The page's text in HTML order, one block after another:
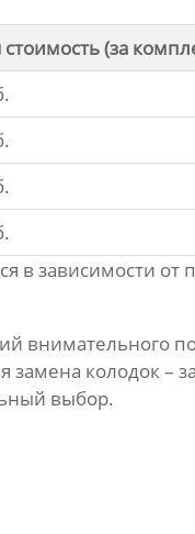
(за
в зависимости от
внимательного
колодок –
выбор.